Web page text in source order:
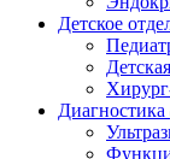
Детское
Диагностика